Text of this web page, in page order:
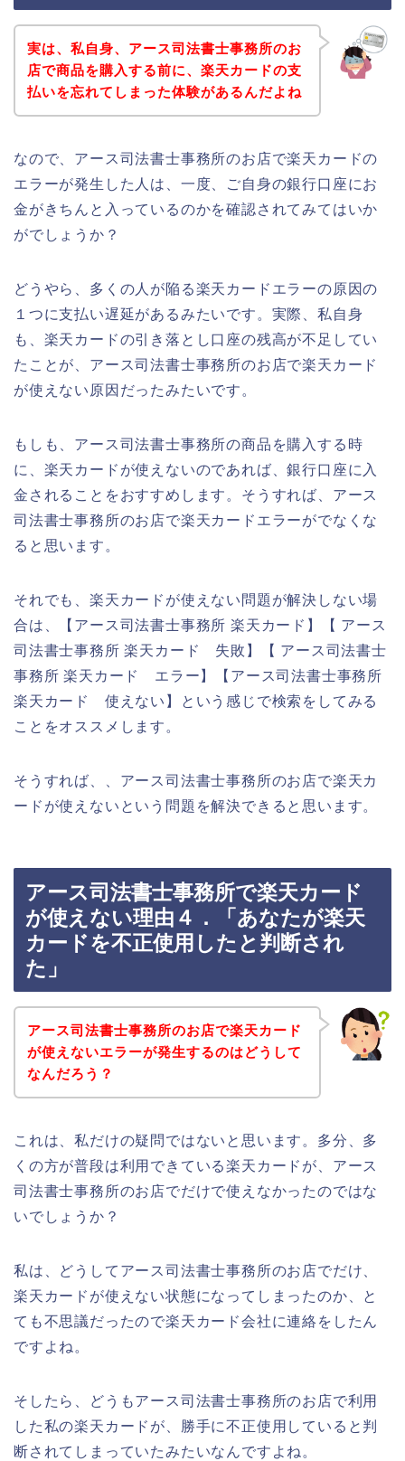
実は、私自身、アース司法書士事務所のお
店で商品を購入する前に、楽天カードの支
払いを忘れてしまった体験があるんだよね
なので、アース司法書士事務所のお店で楽天カードの
エラーが発生した人は、一度、ご自身の銀行口座にお
金がきちんと入っているのかを確認されてみてはいか
がでしょうか？
どうやら、多くの人が陥る楽天カードエラーの原因の
１つに支払い遅延があるみたいです。実際、私自身
も、楽天カードの引き落とし口座の残高が不足してい
たことが、アース司法書士事務所のお店で楽天カード
が使えない原因だったみたいです。
もしも、アース司法書士事務所の商品を購入する時
に、楽天カードが使えないのであれば、銀行口座に入
金されることをおすすめします。そうすれば、アース
司法書士事務所のお店で楽天カードエラーがでなくな
ると思います。
それでも、楽天カードが使えない問題が解決しない場
合は、【アース司法書士事務所 楽天カード】【 アース
司法書士事務所 楽天カード 失敗】【 アース司法書士
事務所 楽天カード エラー】【アース司法書士事務所
楽天カード 使えない】という感じで検索をしてみる
ことをオススメします。
そうすれば、、アース司法書士事務所のお店で楽天カ
ードが使えないという問題を解決できると思います。
アース司法書士事務所で楽天カード
が使えない理由４．「あなたが楽天
カードを不正使用したと判断され
た」
アース司法書士事務所のお店で楽天カード
が使えないエラーが発生するのはどうして
なんだろう？
これは、私だけの疑問ではないと思います。多分、多
くの方が普段は利用できている楽天カードが、アース
司法書士事務所のお店でだけで使えなかったのではな
いでしょうか？
私は、どうしてアース司法書士事務所のお店でだけ、
楽天カードが使えない状態になってしまったのか、と
ても不思議だったので楽天カード会社に連絡をしたん
ですよね。
そしたら、どうもアース司法書士事務所のお店で利用
した私の楽天カードが、勝手に不正使用していると判
断されてしまっていたみたいなんですよね。